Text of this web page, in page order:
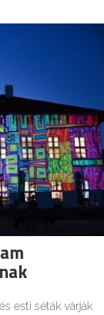
esti séták várják